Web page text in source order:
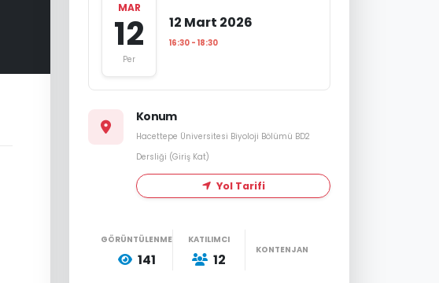
MAR
12
Per
12 Mart 2026
16:30 - 18:30
Konum
Hacettepe Üniversitesi Biyoloji Bölümü BD2
Dersliği (Giriş Kat)
Yol Tarifi
GÖRÜNTÜLENME
141
KATILIMCI
12
KONTENJAN